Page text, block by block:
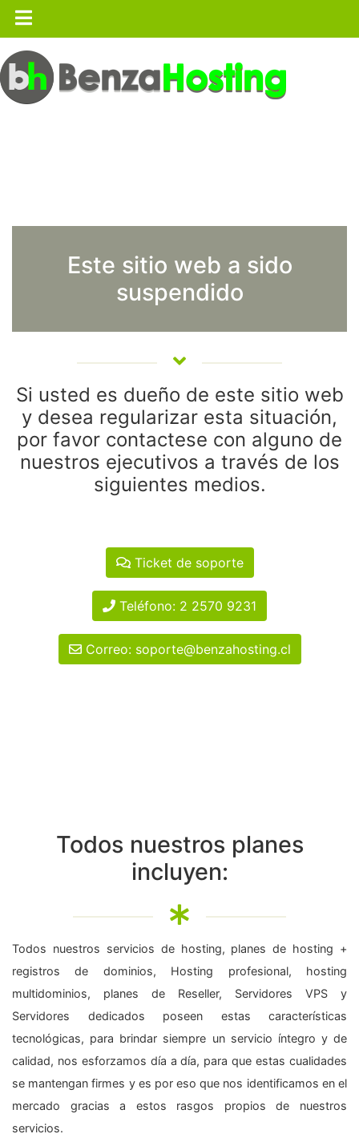
Este sitio web a sido
suspendido
Si usted es dueño de este sitio web
y desea regularizar esta situación,
por favor contactese con alguno de
nuestros ejecutivos a través de los
siguientes medios.
Ticket de soporte
Teléfono: 2 2570 9231
Correo: soporte@benzahosting.cl
Todos nuestros planes
incluyen:
Todos nuestros servicios de hosting, planes de hosting +
registros de dominios, Hosting profesional, hosting
multidominios, planes de Reseller, Servidores VPS y
Servidores dedicados poseen estas características
tecnológicas, para brindar siempre un servicio íntegro y de
calidad, nos esforzamos día a día, para que estas cualidades
se mantengan firmes y es por eso que nos identificamos en el
mercado gracias a estos rasgos propios de nuestros
servicios.